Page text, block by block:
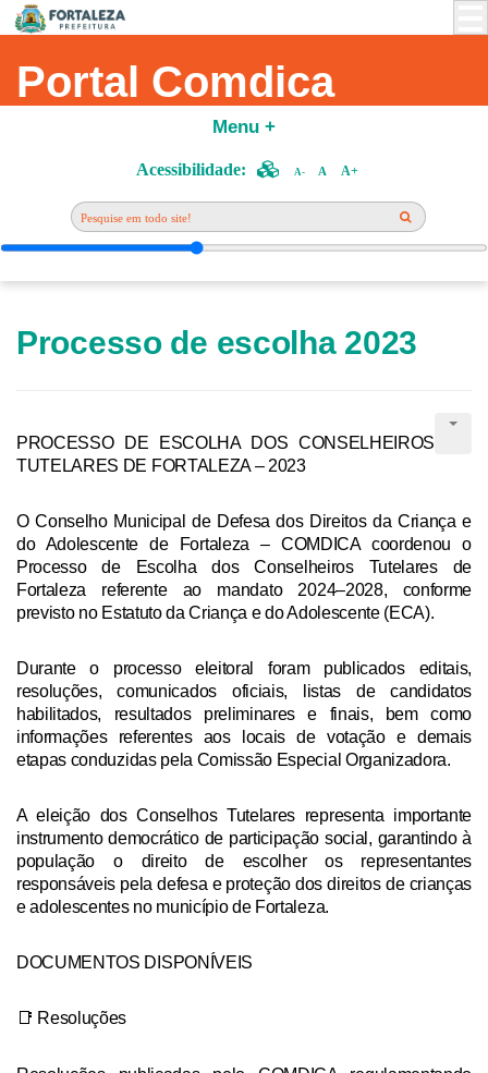
Portal Comdica
Menu +
Acessibilidade: A A+
Processo de escolha 2023
PROCESSO DE ESCOLHA DOS CONSELHEIROS
TUTELARES DE FORTALEZA – 2023
O Conselho Municipal de Defesa dos Direitos da Criança e
do Adolescente de Fortaleza – COMDICA coordenou o
Processo de Escolha dos Conselheiros Tutelares de
Fortaleza referente ao mandato 2024–2028, conforme
previsto no Estatuto da Criança e do Adolescente (ECA).
Durante o processo eleitoral foram publicados editais,
resoluções, comunicados oficiais, listas de candidatos
habilitados, resultados preliminares e finais, bem como
informações referentes aos locais de votação e demais
etapas conduzidas pela Comissão Especial Organizadora.
A eleição dos Conselhos Tutelares representa importante
instrumento democrático de participação social, garantindo à
população o direito de escolher os representantes
responsáveis pela defesa e proteção dos direitos de crianças
e adolescentes no município de Fortaleza.
DOCUMENTOS DISPONÍVEIS
📑 Resoluções